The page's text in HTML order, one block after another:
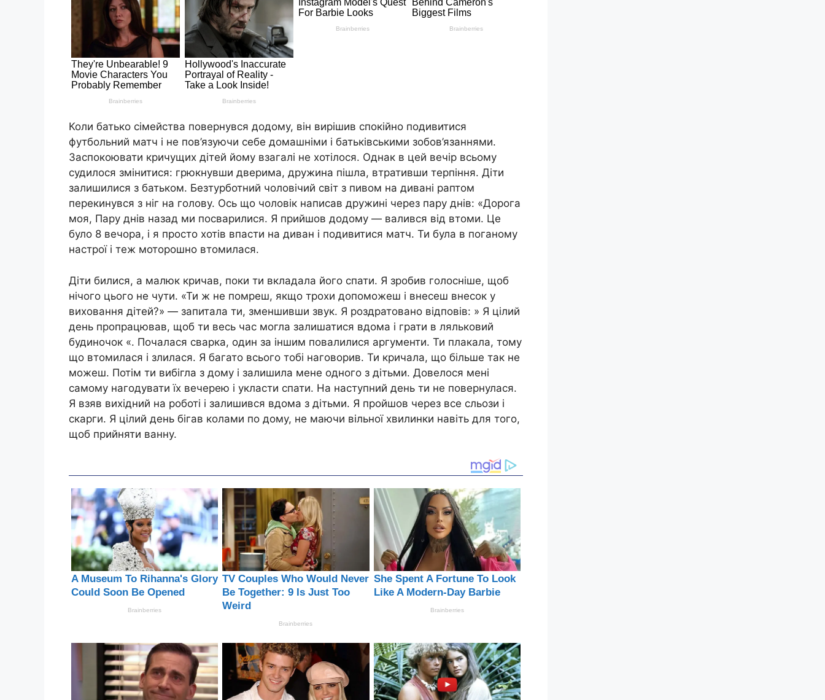
Коли батько сімейства повернувся додому, він вирішив спокійно подивитися
футбольний матч і не пов’язуючи себе домашніми і батьківськими зобов’язаннями.
Заспокоювати кричущих дітей йому взагалі не хотілося. Однак в цей вечір всьому
судилося змінитися: грюкнувши дверима, дружина пішла, втративши терпіння. Діти
залишилися з батьком. Безтурботний чоловічий світ з пивом на дивані раптом
перекинувся з ніг на голову. Ось що чоловік написав дружині через пару днів: «Дорога
моя, Пару днів назад ми посварилися. Я прийшов додому — валився від втоми. Це
було 8 вечора, і я просто хотів впасти на диван і подивитися матч. Ти була в поганому
настрої і теж моторошно втомилася.
Діти билися, а малюк кричав, поки ти вкладала його спати. Я зробив голосніше, щоб
нічого цього не чути. «Ти ж не помреш, якщо трохи допоможеш і внесеш внесок у
виховання дітей?» — запитала ти, зменшивши звук. Я роздратовано відповів: » Я цілий
день пропрацював, щоб ти весь час могла залишатися вдома і грати в ляльковий
будиночок «. Почалася сварка, один за іншим повалилися аргументи. Ти плакала, тому
що втомилася і злилася. Я багато всього тобі наговорив. Ти кричала, що більше так не
можеш. Потім ти вибігла з дому і залишила мене одного з дітьми. Довелося мені
самому нагодувати їх вечерею і укласти спати. На наступний день ти не повернулася.
Я взяв вихідний на роботі і залишився вдома з дітьми. Я пройшов через все сльози і
скарги. Я цілий день бігав колами по дому, не маючи вільної хвилинки навіть для того,
щоб прийняти ванну.